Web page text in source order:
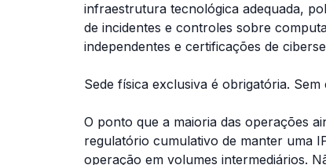
infraestrutura tecnológica adequada,
de incidentes e controles sobre
independentes e certificações de
Sede física exclusiva é obrigatória.
O ponto que a maioria das operações
regulatório cumulativo de manter uma
operação em volumes intermediários.